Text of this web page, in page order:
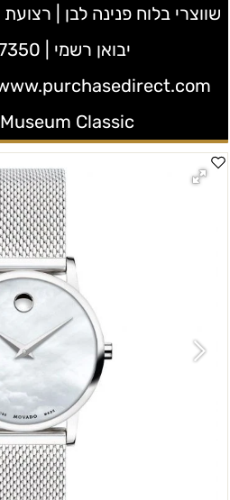
שווצרי בלוח פנינה לבן |
Classic